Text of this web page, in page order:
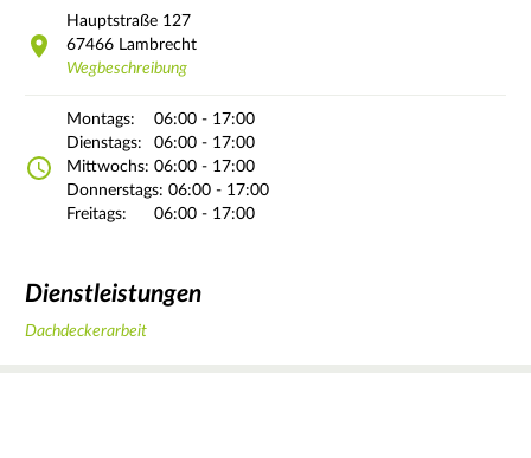
Hauptstraße 127
67466 Lambrecht
Wegbeschreibung
Montags:
06:00 - 17:00
Dienstags:
06:00 - 17:00
Mittwochs: 06:00 - 17:00
Donnerstags: 06:00 - 17:00
Freitags:
06:00 - 17:00
Dienstleistungen
Dachdeckerarbeit